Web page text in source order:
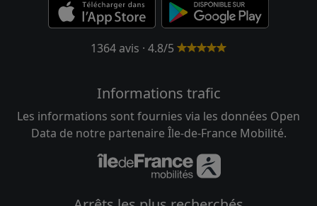
1364 avis · 4.8/5
Informations trafic
Les informations sont fournies via les données Open
Data de notre partenaire Île-de-France Mobilité.